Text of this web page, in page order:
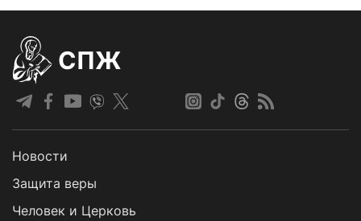
СПЖ
Новости
Защита веры
Человек и Церковь